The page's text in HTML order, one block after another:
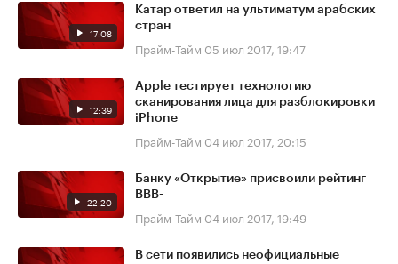
17:08
Катар ответил на ультиматум арабских
стран
Прайм-Тайм 05 июл 2017, 19:47
12:39
Apple тестирует технологию
сканирования лица для разблокировки
iPhone
Прайм-Тайм 04 июл 2017, 20:15
22:20
Банку «Открытие» присвоили рейтинг
BBB-
Прайм-Тайм 04 июл 2017, 19:49
В сети появились неофициальные